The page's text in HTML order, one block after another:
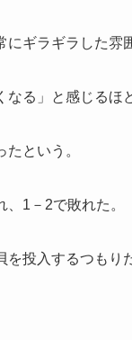
ギラギラした雰
る」と感じるほ
という。
1－2で敗れた。
投入するつもり